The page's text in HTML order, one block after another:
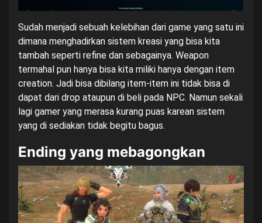
Sudah menjadi sebuah kelebihan dari game yang satu ini
dimana menghadirkan sistem kreasi yang bisa kita
tambah seperti refine dan sebagainya. Weapon
termahal pun hanya bisa kita miliki hanya dengan item
creation. Jadi bisa dibilang item-item ini tidak bisa di
dapat dari drop ataupun di beli pada NPC. Namun sekali
lagi gamer yang merasa kurang puas karean sistem
yang di sediakan tidak begitu bagus.
Ending yang mebagongkan